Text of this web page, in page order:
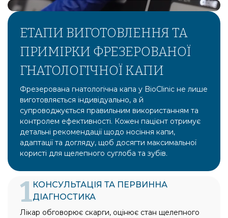
ЕТАПИ ВИГОТОВЛЕННЯ ТА
ПРИМІРКИ ФРЕЗЕРОВАНОЇ
ГНАТОЛОГІЧНОЇ КАПИ
Фрезерована гнатологічна капа у BioClinic не лише
виготовляється індивідуально, а й
супроводжується правильним використанням та
контролем ефективності. Кожен пацієнт отримує
детальні рекомендації щодо носіння капи,
адаптації та догляду, щоб досягти максимальної
користі для щелепного суглоба та зубів.
1 КОНСУЛЬТАЦІЯ ТА ПЕРВИННА
ДІАГНОСТИКА
Лікар обговорює скарги, оцінює стан щелепного